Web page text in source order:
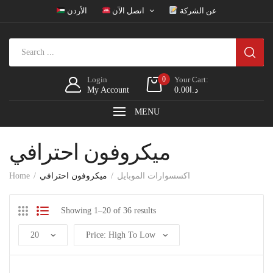
الأردن اتصل الآن عن الشركة
Login
My Account
0
Your Cart:
د.ا0.00
MENU
ميكروفون احترافي
Home اكسسوارات الموبايل ميكروفون احترافي
Showing 1–20 of 36 results